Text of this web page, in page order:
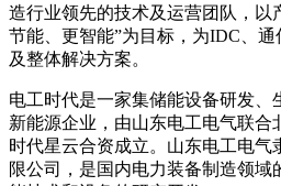
造行业领先的技术及运营团队，以
节能、更智能”为目标，为IDC、
及整体解决方案。
电工时代是一家集储能设备研发、
新能源企业，由山东电工电气联合
时代星云合资成立。山东电工电气
限公司，是国内电力装备制造领